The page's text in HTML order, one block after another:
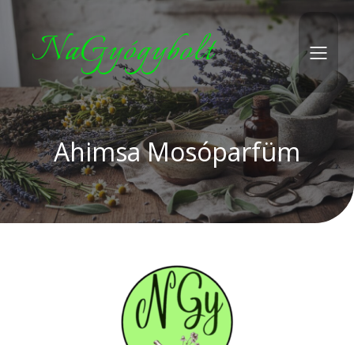
NaGyógybolt
Ahimsa Mosóparfüm